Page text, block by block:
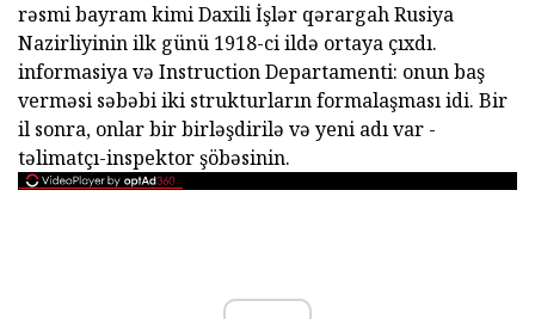
rəsmi bayram kimi Daxili İşlər qərargah Rusiya
Nazirliyinin ilk günü 1918-ci ildə ortaya çıxdı.
informasiya və Instruction Departamenti: onun baş
verməsi səbəbi iki strukturların formalaşması idi. Bir
il sonra, onlar bir birləşdirilə və yeni adı var -
təlimatçı-inspektor şöbəsinin.